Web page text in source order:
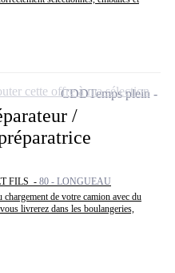
/
FILS - 80 - LONGUEAU
de votre camion avec du
livrerez dans les boulangeries,
CDDTemps plein
cette offre à ma sélection